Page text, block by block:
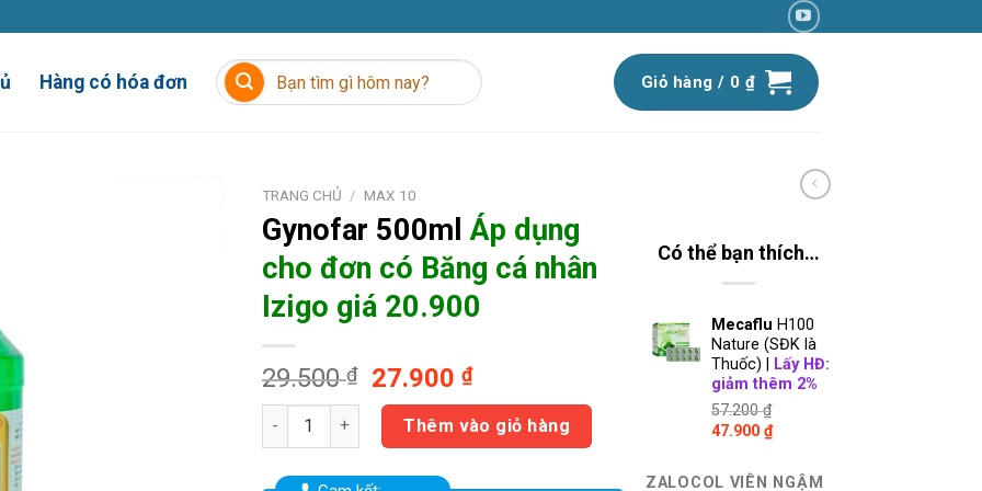
Hàng có hóa đơn
Tìm
kiếm:
Giỏ hàng / 0 ₫
TRANG CHỦ / MAX 10
Gynofar 500mlÁp dụng
cho đơn có Băng cá nhân
Izigo giá 20.900
29.500₫
Giá
gốc
29.500 ₫.
27.900₫Giá
hiện
tại
là:
27.900 ₫.
Gynofar 500ml Áp dụng cho đơn có Băng cá nhân Izigo giá 20.900 số lượng
Thêm vào giỏ hàng
Có thể bạn thích…
Mecaflu H100
Nature (SĐK là
Thuốc) |
Lấy HĐ:
giảm thêm 2%
57.200₫
Giá
là:
47.900 ₫Giá
tại
ZALOCOL VIÊN NGẬM